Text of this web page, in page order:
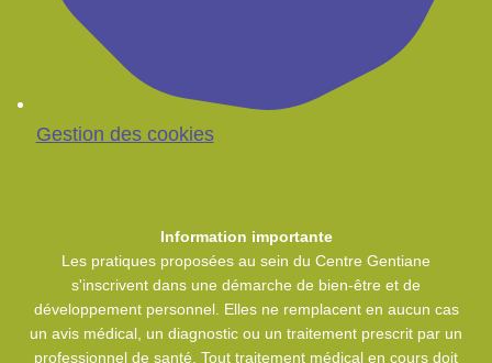
Gestion des cookies
Information importante
Les pratiques proposées au sein du Centre Gentiane
s'inscrivent dans une démarche de bien-être et de
développement personnel. Elles ne remplacent en aucun cas
un avis médical, un diagnostic ou un traitement prescrit par un
professionnel de santé. Tout traitement médical en cours doit